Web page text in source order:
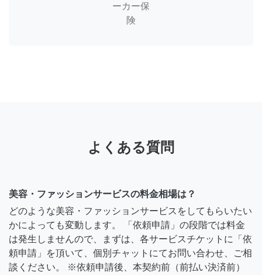
ーカー保
険
よくある質問
美容・ファッションサービスの料金相場は？
どのような美容・ファッションサービスをしてもらいたい
かによっても変動します。 「依頼申請」の段階では料金
は発生しませんので、まずは、各サービスチケットに「依
頼申請」を頂いて、個別チャットにてお問い合わせ、ご相
談ください。 ※依頼申請後、本契約前（前払い決済前）